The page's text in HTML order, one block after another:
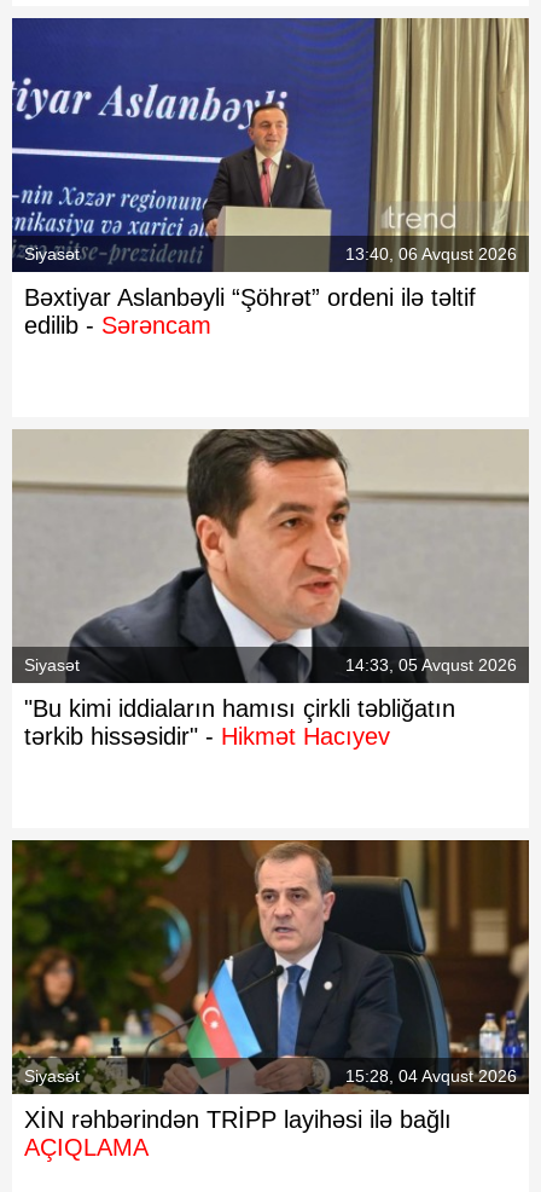
Siyasət 13:40, 06 Avqust 2026
Bəxtiyar Aslanbəyli “Şöhrət” ordeni ilə təltif
edilib - Sərəncam
Siyasət 14:33, 05 Avqust 2026
"Bu kimi iddiaların hamısı çirkli təbliğatın
tərkib hissəsidir" - Hikmət Hacıyev
Siyasət 15:28, 04 Avqust 2026
XİN rəhbərindən TRİPP layihəsi ilə bağlı
AÇIQLAMA